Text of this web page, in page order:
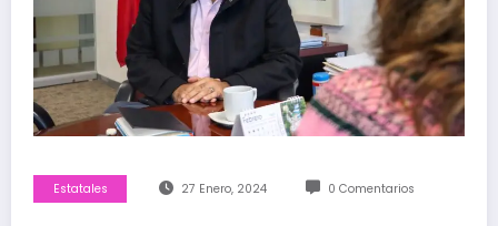
Estatales 27 Enero, 2024 0 Comentarios